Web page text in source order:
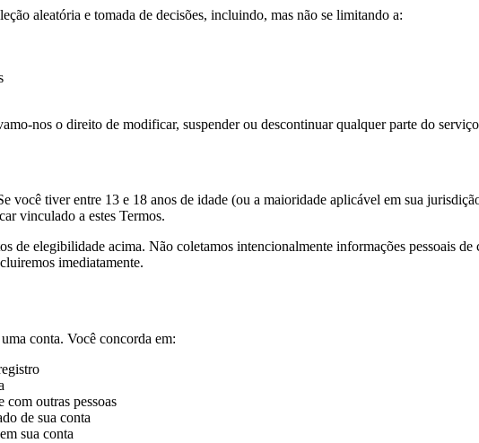
aleatória e tomada de decisões, incluindo, mas não se limitando a:
nos o direito de modificar, suspender ou descontinuar qualquer parte do
você tiver entre 13 e 18 anos de idade (ou a maioridade aplicável em sua
vinculado a estes Termos.
de elegibilidade acima. Não coletamos intencionalmente informações pessoais de
imediatamente.
conta. Você concorda em:
com outras pessoas
de sua conta
sua conta